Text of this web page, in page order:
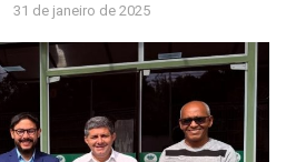
31 de janeiro de 2025